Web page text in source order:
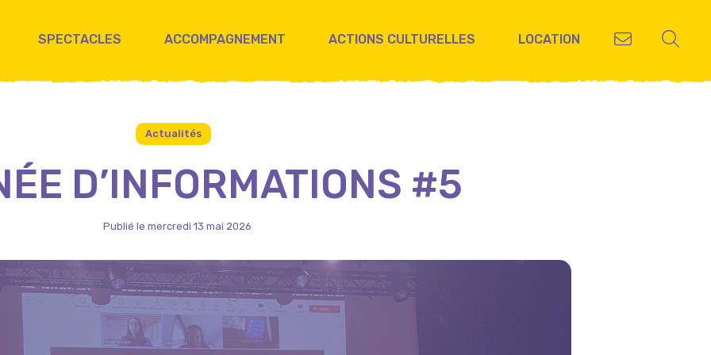
SPECTACLES ACCOMPAGNEMENT ACTIONS CULTURELLES LOCATION
Actualités
D’INFORMATIONS #5
Publié le mercredi 13 mai 2026